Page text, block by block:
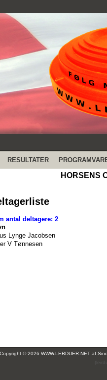
RESULTATER
HORSENS
antal deltagere: 2
Lynge Jacobsen
V Tønnesen
Copyright © 2026 WWW.LERDUER.NET af